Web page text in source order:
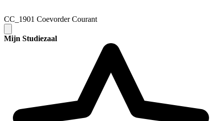
CC_1901 Coevorder Courant
Mijn Studiezaal